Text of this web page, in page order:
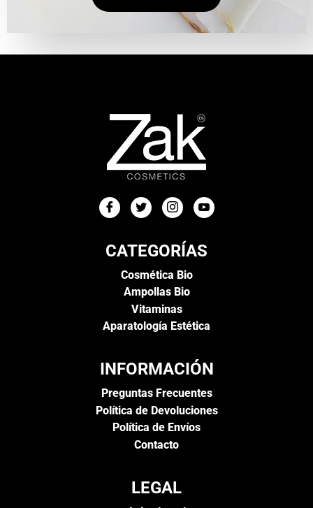
CATEGORÍAS
Cosmética Bio
Ampollas Bio
Vitaminas
Aparatología Estética
INFORMACIÓN
Preguntas Frecuentes
Política de Devoluciones
Política de Envíos
Contacto
LEGAL